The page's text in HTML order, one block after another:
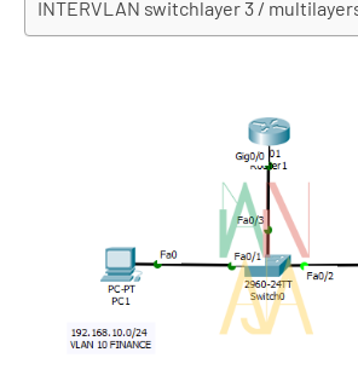
INTERVLAN switchlayer 3 /